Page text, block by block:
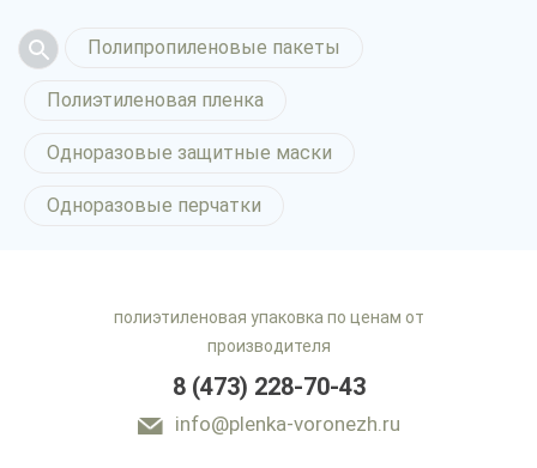
Полипропиленовые пакеты
Полиэтиленовая пленка
Одноразовые защитные маски
Одноразовые перчатки
полиэтиленовая упаковка по ценам от
производителя
8 (473) 228-70-43
info@plenka-voronezh.ru